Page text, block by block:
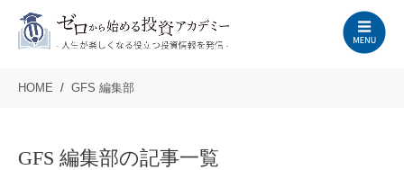
HOME GFS 編集部
GFS 編集部の記事一覧